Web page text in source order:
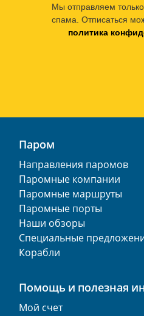
Мы отправляем
спама. Отписаться
политика
Паром
Направления паромов
Паромные компании
Паромные маршруты
Паромные порты
Наши обзоры
Специальные
Корабли
Помощь и полезная
Мой счет